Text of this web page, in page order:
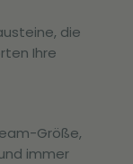
die
Ihre
Größe,
immer